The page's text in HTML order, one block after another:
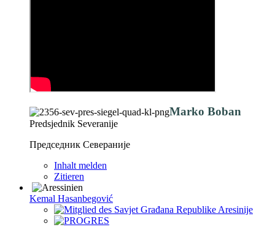
Marko Boban
Predsjednik Severanije
Председник Севераније
Inhalt melden
Zitieren
Kemal Hasanbegović